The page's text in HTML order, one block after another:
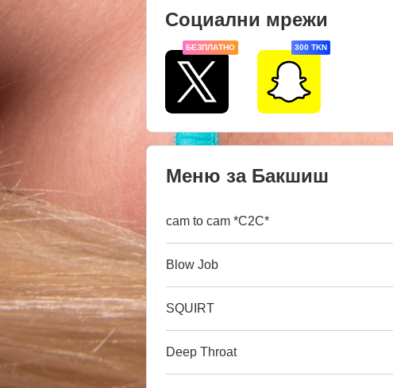
Социални мрежи
БЕЗПЛАТНО 300 TKN
Меню за Бакшиш
cam to cam *C2C*
Blow Job
SQUIRT
Deep Throat